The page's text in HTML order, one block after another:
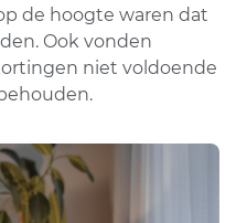
de hoogte waren dat
Ook vonden
niet voldoende